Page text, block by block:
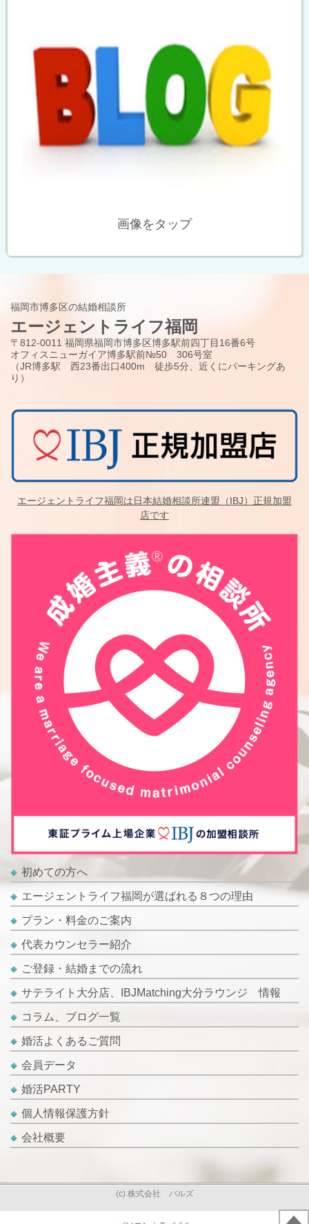
画像をタップ
福岡市博多区の結婚相談所
エージェントライフ福岡
〒812-0011 福岡県福岡市博多区博多駅前四丁目16番6号
オフィスニューガイア博多駅前№50 306号室
（JR博多駅 西23番出口400m 徒歩5分、近くにパーキングあ
り）
エージェントライフ福岡は日本結婚相談所連盟（IBJ）正規加盟
店です
初めての方へ
エージェントライフ福岡が選ばれる８つの理由
プラン・料金のご案内
代表カウンセラー紹介
ご登録・結婚までの流れ
サテライト大分店、IBJMatching大分ラウンジ 情報
コラム、ブログ一覧
婚活よくあるご質問
会員データ
婚活PARTY
個人情報保護方針
会社概要
(c) 株式会社 バルズ